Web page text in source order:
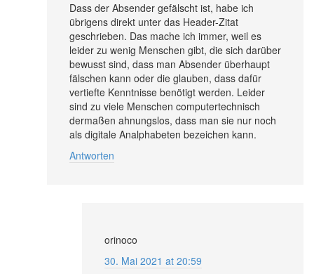
Dass der Absender gefälscht ist, habe ich
übrigens direkt unter das Header-Zitat
geschrieben. Das mache ich immer, weil es
leider zu wenig Menschen gibt, die sich darüber
bewusst sind, dass man Absender überhaupt
fälschen kann oder die glauben, dass dafür
vertiefte Kenntnisse benötigt werden. Leider
sind zu viele Menschen computertechnisch
dermaßen ahnungslos, dass man sie nur noch
als digitale Analphabeten bezeichen kann.
Antworten
orinoco
30. Mai 2021 at 20:59